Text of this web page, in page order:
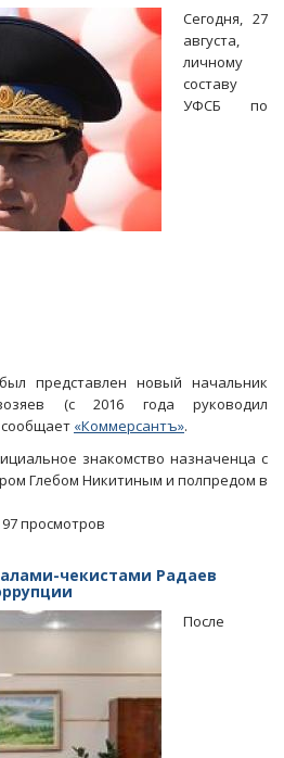
Сегодня, 27
августа,
личному
составу
УФСБ по
представлен новый начальник
(с 2016 года руководил
сообщает «Коммерсантъ».
знакомство назначенца с
Глебом Никитиным и полпредом в
97 просмотров
чекистами Радаев
После